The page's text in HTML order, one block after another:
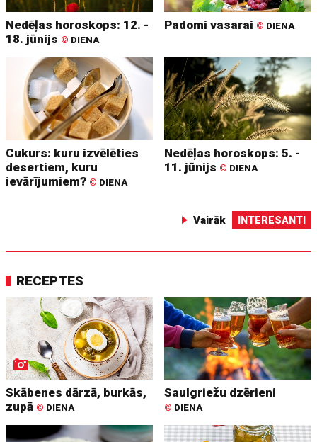
Nedēļas horoskops: 12. -
18. jūnijs © DIENA
Padomi vasarai © DIENA
Cukurs: kuru izvēlēties
desertiem, kuru
ievārījumiem? © DIENA
Nedēļas horoskops: 5. -
11. jūnijs © DIENA
Vairāk INTERESANTI
RECEPTES
Skābenes dārzā, burkās,
zupā © DIENA
Saulgriežu dzērieni
© DIENA